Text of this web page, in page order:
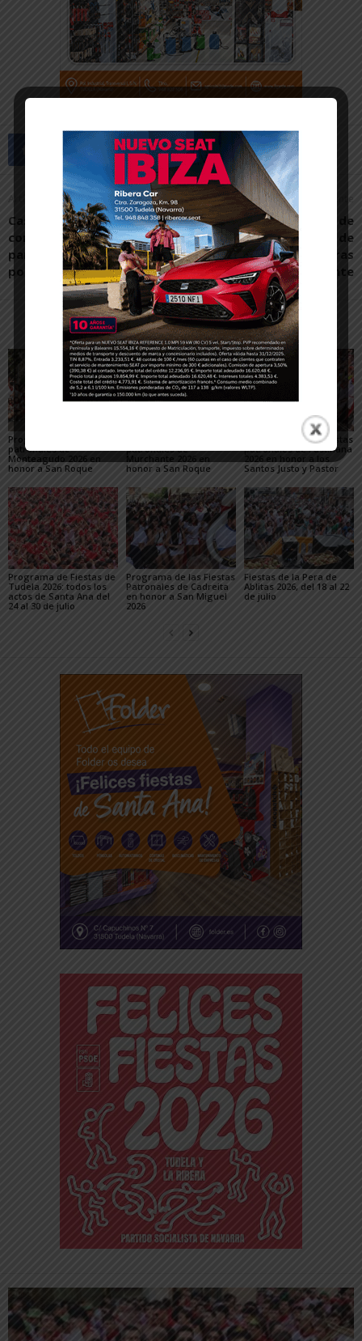
Artículo anterior
Castejón suscribe un
convenio con Cintruénigo
para reforzar su plantilla
policial durante fiestas
Artículo siguiente
Cae el presunto autor de
cuatro robos de cable de
cobre en Ribaforada tras
huir y sufrir un accidente
Artículos relacionados Más del autor
Programa de las Fiestas
patronales de
Monteagudo 2026 en
honor a San Roque
patronales de
Murchante 2026 en
honor a San Roque
Programa de las Fiestas
patronales de Fustiñana
2026 en honor a los
Santos Justo y Pastor
Programa de Fiestas de
Tudela 2026: todos los
actos de Santa Ana del
24 al 30 de julio
Programa de las Fiestas
Patronales de Cadreita
en honor a San Miguel
2026
Fiestas de la Pera de
Ablitas 2026, del 18 al 22
de julio